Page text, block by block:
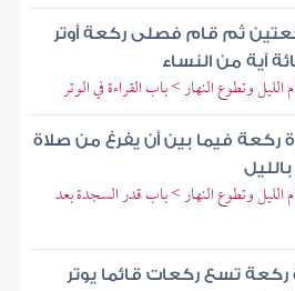
ثم قام فصلى ركعة أوتر
آية من النساء
وتطوع النهار > باب القراءة في الوتر
فيما بين أن يفرغ من صلاة
الليل وتطوع النهار > باب قدر السجدة بعد
تسع ركعات قائما يوتر